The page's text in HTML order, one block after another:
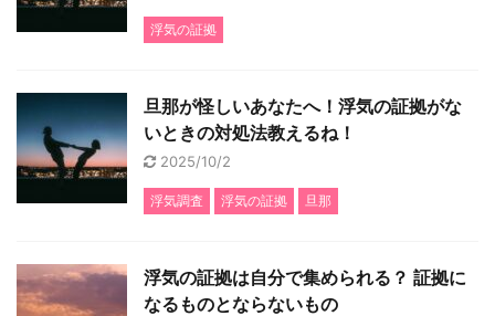
浮気の証拠
旦那が怪しいあなたへ！浮気の証拠がな
いときの対処法教えるね！
2025/10/2
浮気調査 浮気の証拠 旦那
浮気の証拠は自分で集められる？ 証拠に
なるものとならないもの